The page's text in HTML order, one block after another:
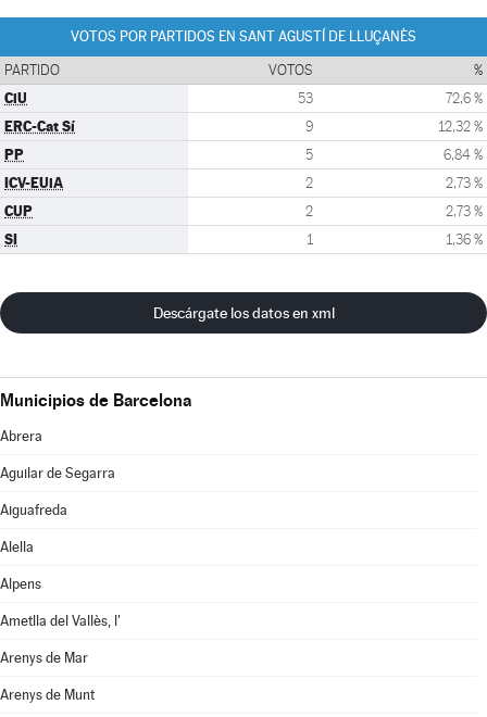
VOTOS POR PARTIDOS EN SANT AGUSTÍ DE LLUÇANÈS
PARTIDO VOTOS %
CiU 53 72,6 %
ERC-Cat Sí 9 12,32 %
PP 5 6,84 %
ICV-EUiA 2 2,73 %
CUP 2 2,73 %
SI 1 1,36 %
Descárgate los datos en xml
Municipios de Barcelona
Abrera
Aguilar de Segarra
Aiguafreda
Alella
Alpens
Ametlla del Vallès, l'
Arenys de Mar
Arenys de Munt